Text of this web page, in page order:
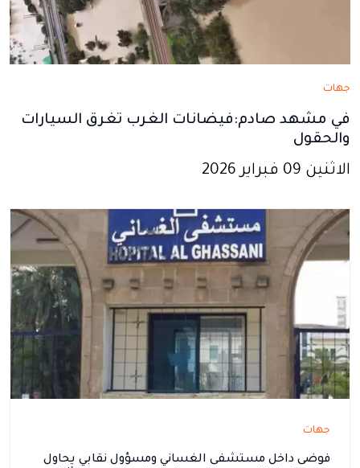
جهات
في مشهد صادم:فيضانات الغرب تغرق السيارات
والحقول
الاثنين 09 فبراير 2026
جهات
فوضى داخل مستشفى الغساني ومسؤول نقابي يحاول